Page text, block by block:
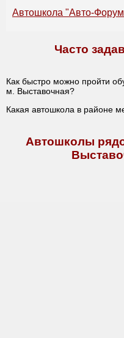
Автошкола "Авто-
Часто
Как быстро можно пройти
м. Выставочная?
Какая автошкола в районе
Автошколы